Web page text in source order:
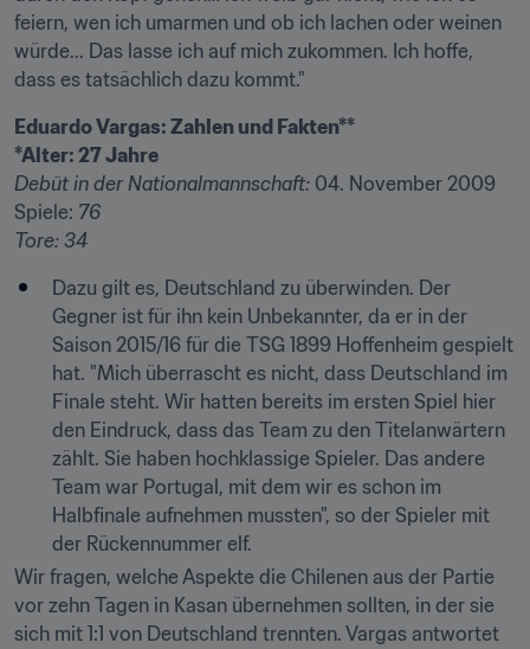
feiern, wen ich umarmen und ob ich lachen oder weinen
würde... Das lasse ich auf mich zukommen. Ich hoffe,
dass es tatsächlich dazu kommt."
Eduardo Vargas: Zahlen und Fakten**
*Alter: 27 Jahre
Debüt in der Nationalmannschaft: 04. November 2009
Spiele: 76
Tore: 34
Dazu gilt es, Deutschland zu überwinden. Der
Gegner ist für ihn kein Unbekannter, da er in der
Saison 2015/16 für die TSG 1899 Hoffenheim gespielt
hat. "Mich überrascht es nicht, dass Deutschland im
Finale steht. Wir hatten bereits im ersten Spiel hier
den Eindruck, dass das Team zu den Titelanwärtern
zählt. Sie haben hochklassige Spieler. Das andere
Team war Portugal, mit dem wir es schon im
Halbfinale aufnehmen mussten", so der Spieler mit
der Rückennummer elf.
Wir fragen, welche Aspekte die Chilenen aus der Partie
vor zehn Tagen in Kasan übernehmen sollten, in der sie
sich mit 1:1 von Deutschland trennten. Vargas antwortet